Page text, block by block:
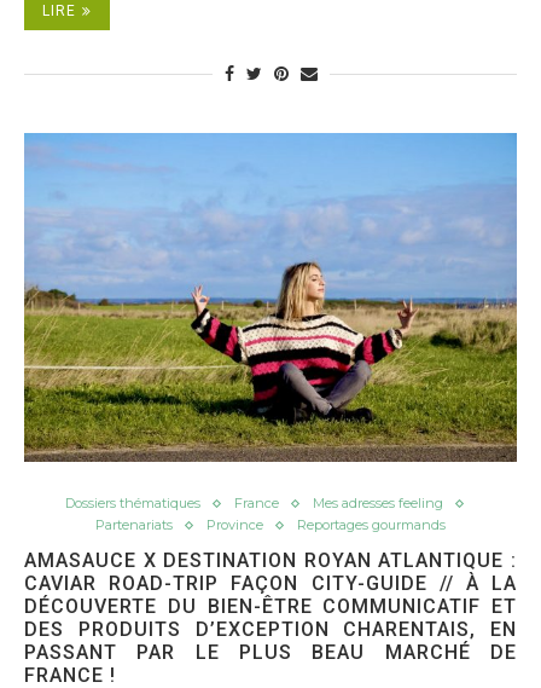
LIRE
Dossiers thématiques France
Mes adresses feeling
Partenariats
Province Reportages gourmands
AMASAUCE X DESTINATION ROYAN ATLANTIQUE :
CAVIAR ROAD-TRIP FAÇON CITY-GUIDE // À LA
DÉCOUVERTE DU BIEN-ÊTRE COMMUNICATIF ET
DES PRODUITS D’EXCEPTION CHARENTAIS, EN
PASSANT PAR LE PLUS BEAU MARCHÉ DE
FRANCE !